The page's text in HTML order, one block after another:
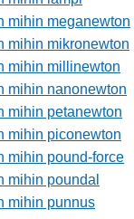
mihin meganewton
mihin mikronewton
mihin millinewton
mihin nanonewton
mihin petanewton
mihin piconewton
mihin pound-force
mihin poundal
mihin punnus